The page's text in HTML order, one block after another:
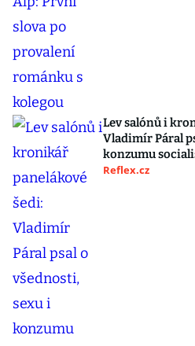
Lev salónů i
Vladimír Páral
konzumu
Reflex.cz